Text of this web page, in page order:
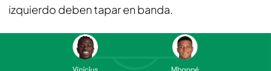
izquierdo deben tapar en banda.